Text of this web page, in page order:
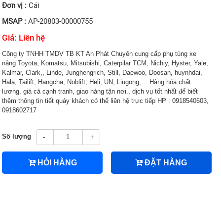
Đơn vị :Cái
MSAP :AP-20803-00000755
Giá: Liên hệ
Công ty TNHH TMDV TB KT An Phát Chuyên cung cấp phụ tùng xe
nâng Toyota, Komatsu, Mitsubishi, Caterpilar TCM, Nichiy, Hyster, Yale,
Kalmar, Clark,, Linde, Junghengrich, Still, Daewoo, Doosan, huynhdai,
Hala, Tailift, Hangcha, Noblift, Heli, UN, Liugong,… Hàng hóa chất
lương, giá cả cạnh tranh, giao hàng tận nơi., dịch vụ tốt nhất để biết
thêm thông tin tiết quáy khách có thể liên hệ trực tiếp HP : 0918540603,
0918602717
Số lượng - +
HỎI HÀNG ĐẶT HÀNG